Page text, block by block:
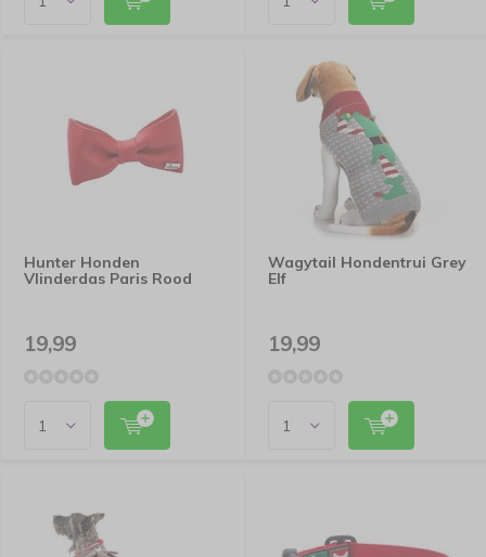
Hunter Honden
Vlinderdas Paris Rood
19,99
Wagytail Hondentrui Grey
Elf
19,99